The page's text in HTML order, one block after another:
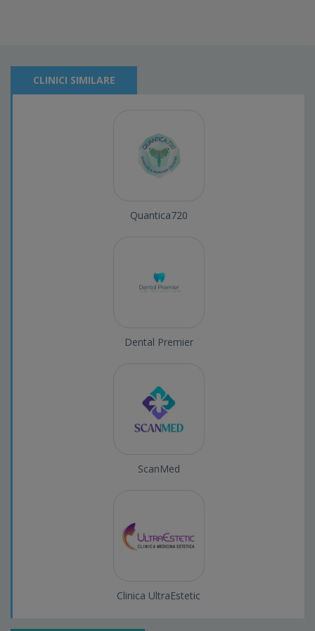
CLINICI SIMILARE
Quantica720
Dental Premier
ScanMed
Clinica UltraEstetic